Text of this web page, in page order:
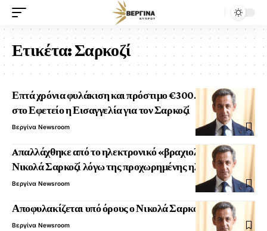
Ετικέτα:Σαρκοζί
Επτά χρόνια φυλάκιση και πρόστιμο €300.000 πρότεινε
στο Εφετείο η Εισαγγελία για τον Σαρκοζί
Βεργίνα Newsroom
Aπαλλάχθηκε από το ηλεκτρονικό «βραχιολάκι» o
Νικολά Σαρκοζί λόγω της προχωρημένης ηλικίας του
Βεργίνα Newsroom
Αποφυλακίζεται υπό όρους ο Νικολά Σαρκοζί
Βεργίνα Newsroom